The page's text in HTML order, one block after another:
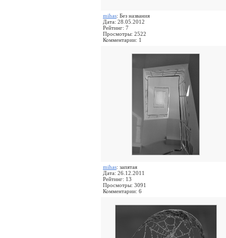
mihas: Без названия
Дата: 28.05.2012
Рейтинг: 7
Просмотры: 2522
Комментарии: 1
mihas: запятая
Дата: 26.12.2011
Рейтинг: 13
Просмотры: 3091
Комментарии: 6